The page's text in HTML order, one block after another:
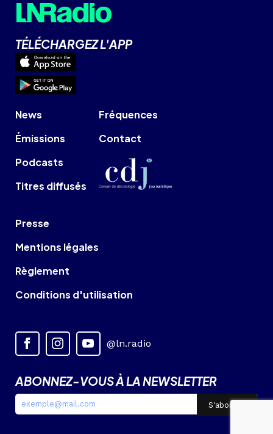
TÉLÉCHARGEZ L'APP
News
Émissions
Podcasts
Titres diffusés
Fréquences
Contact
Presse
Mentions légales
Règlement
Conditions d'utilisation
@ln.radio
ABONNEZ-VOUS À LA NEWSLETTER